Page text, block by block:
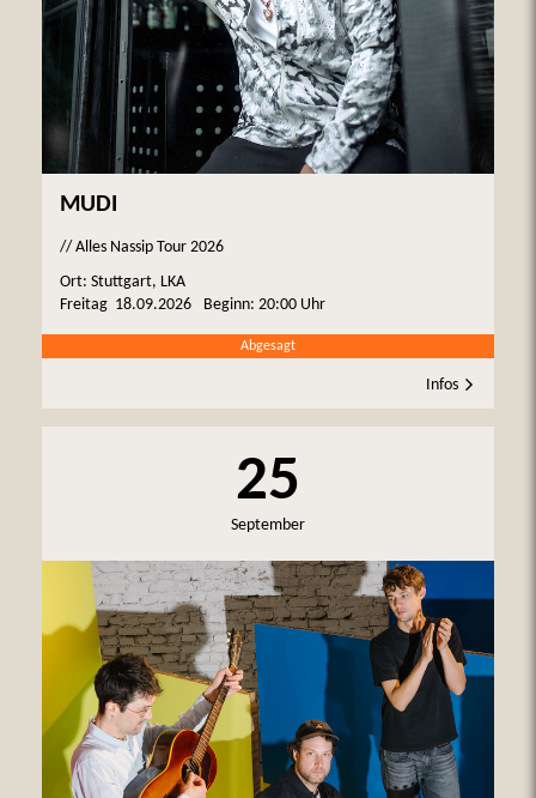
MUDI
// Alles Nassip Tour 2026
Ort: Stuttgart, LKA
Freitag 18.09.2026 Beginn: 20:00 Uhr
Abgesagt
Infos
25
September